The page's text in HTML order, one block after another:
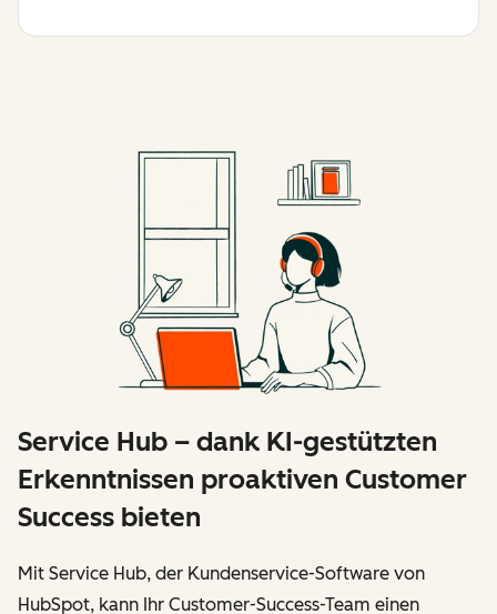
Service Hub – dank KI-gestützten
Erkenntnissen proaktiven Customer
Success bieten
Mit Service Hub, der Kundenservice-Software von
HubSpot, kann Ihr Customer-Success-Team einen